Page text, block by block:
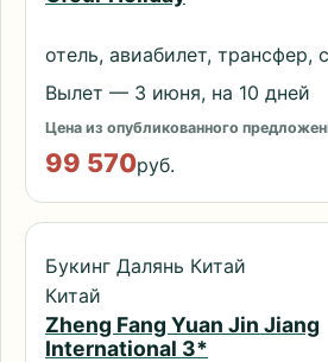
отель, авиабилет, трансфер,
Вылет — 3 июня, на 10 дней
Цена из опубликованного
99 570руб.
Букинг Далянь Китай
Китай
Zheng Fang Yuan Jin Jiang
International 3*